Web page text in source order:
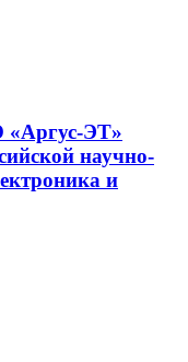
ЭТ»
научно-
и